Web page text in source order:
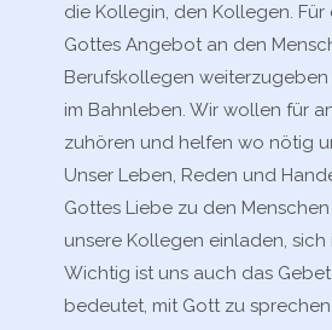
die Kollegin, den Kollegen. Für
Gottes Angebot an den
Berufskollegen weiterzugeben
im Bahnleben. Wir wollen für
zuhören und helfen wo nötig
Unser Leben, Reden und
Gottes Liebe zu den
unsere Kollegen einladen, sich
Wichtig ist uns auch das
bedeutet, mit Gott zu